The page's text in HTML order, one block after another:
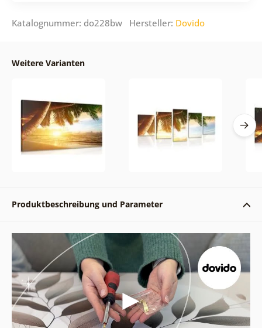
Katalognummer: do228bw Hersteller: Dovido
Weitere Varianten
Produktbeschreibung und Parameter